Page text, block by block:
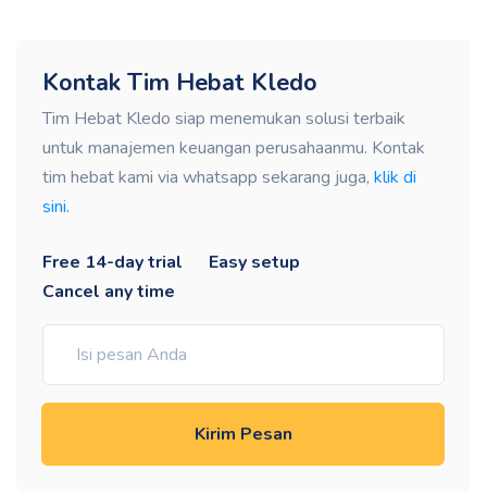
Kontak Tim Hebat Kledo
Tim Hebat Kledo siap menemukan solusi terbaik
untuk manajemen keuangan perusahaanmu. Kontak
tim hebat kami via whatsapp sekarang juga, klik di
sini.
Free 14-day trial
Easy setup
Cancel any time
Kirim Pesan